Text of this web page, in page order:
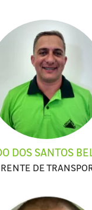
DOS SANTOS
DE